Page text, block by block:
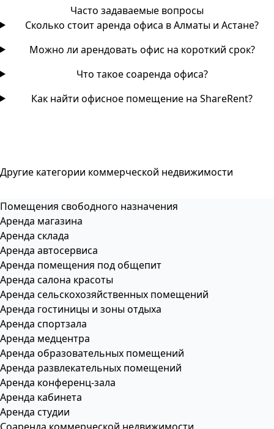
Часто задаваемые вопросы
Сколько стоит аренда офиса в Алматы и Астане?
Можно ли арендовать офис на короткий срок?
Что такое соаренда офиса?
Как найти офисное помещение на ShareRent?
Другие категории коммерческой недвижимости
Помещения свободного назначения
Аренда магазина
Аренда склада
Аренда автосервиса
Аренда помещения под общепит
Аренда салона красоты
Аренда сельскохозяйственных помещений
Аренда гостиницы и зоны отдыха
Аренда спортзала
Аренда медцентра
Аренда образовательных помещений
Аренда развлекательных помещений
Аренда конференц-зала
Аренда кабинета
Аренда студии